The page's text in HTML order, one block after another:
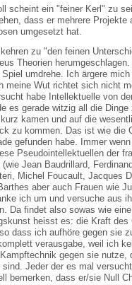
scheint ein "feiner Kerl" zu
dass er mehrere Projekte
umgesetzt hat.
zu "den feinen
Theorien
umdrehe. Ich ärgere
meine Wut richtet sich nicht
habe Intellektuelle von
es gerade witzig all die Dinge
kamen und auf die
zu kommen. Das ist wie die
gefunden habe. Immer
Pseudointellektuellen der
Jean Baudrillard,
Michel Foucault, Jacques
aber auch Frauen wie
ich um und versuche aus
Da findet also sowas wie
heisst es: die Kraft des
dass ich aufhöre gegen sie
verausgabe, weil ich
gegen sie nutze,
sind. Jeder der es mal
bemerken, dass er/sie Null